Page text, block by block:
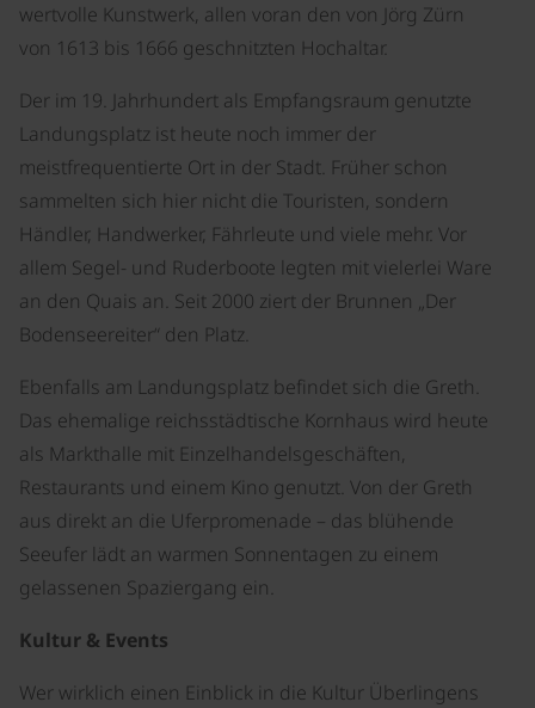
wertvolle Kunstwerk, allen voran den von Jörg Zürn
von 1613 bis 1666 geschnitzten Hochaltar.
Der im 19. Jahrhundert als Empfangsraum genutzte
Landungsplatz ist heute noch immer der
meistfrequentierte Ort in der Stadt. Früher schon
sammelten sich hier nicht die Touristen, sondern
Händler, Handwerker, Fährleute und viele mehr. Vor
allem Segel- und Ruderboote legten mit vielerlei Ware
an den Quais an. Seit 2000 ziert der Brunnen „Der
Bodenseereiter“ den Platz.
Ebenfalls am Landungsplatz befindet sich die Greth.
Das ehemalige reichsstädtische Kornhaus wird heute
als Markthalle mit Einzelhandelsgeschäften,
Restaurants und einem Kino genutzt. Von der Greth
aus direkt an die Uferpromenade – das blühende
Seeufer lädt an warmen Sonnentagen zu einem
gelassenen Spaziergang ein.
Kultur & Events
Wer wirklich einen Einblick in die Kultur Überlingens